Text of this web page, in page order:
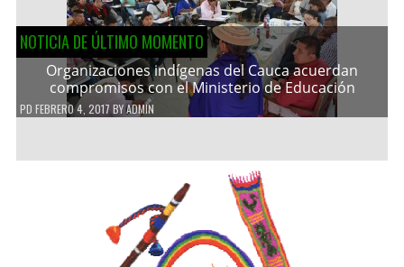
NOTICIA DE ÚLTIMO MOMENTO
Organizaciones indígenas del Cauca acuerdan
compromisos con el Ministerio de Educación
PD FEBRERO 4, 2017 BYADMIN